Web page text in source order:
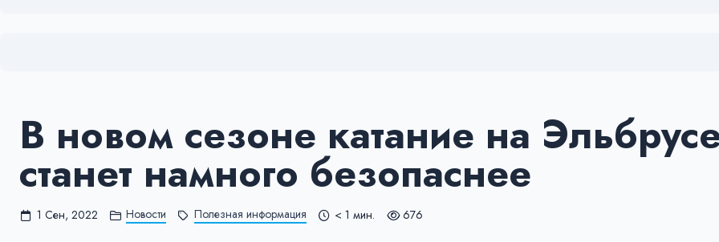
В новом сезоне катание на
станет намного безопаснее
1 Сен, 2022 Новости Полезная информация < 1 мин. 676